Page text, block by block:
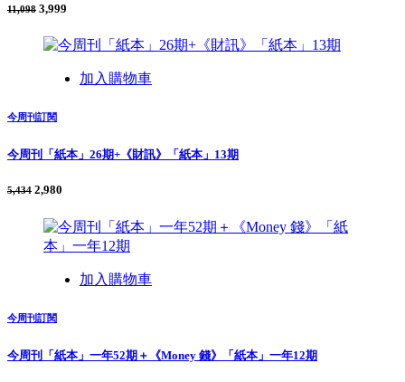
11,098 3,999
加入購物車
今周刊訂閱
今周刊「紙本」26期+《財訊》「紙本」13期
5,434 2,980
加入購物車
今周刊訂閱
今周刊「紙本」一年52期＋《Money 錢》「紙本」一年12期